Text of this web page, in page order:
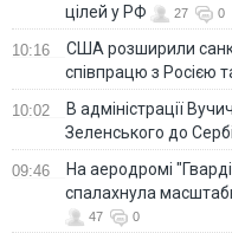
цілей у РФ
27 0
10:16
США розширили
співпрацю з Росією
10:02
В адміністрації
Зеленського до
09:46
На аеродромі
спалахнула
47 0